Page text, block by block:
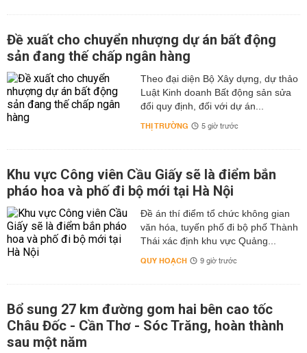
Đề xuất cho chuyển nhượng dự án bất động
sản đang thế chấp ngân hàng
Theo đại diện Bộ Xây dựng, dự thảo
Luật Kinh doanh Bất động sản sửa
đổi quy định, đối với dự án...
THỊ TRƯỜNG 5 giờ trước
Khu vực Công viên Cầu Giấy sẽ là điểm bắn
pháo hoa và phố đi bộ mới tại Hà Nội
Đề án thí điểm tổ chức không gian
văn hóa, tuyến phố đi bộ phố Thành
Thái xác định khu vực Quảng...
QUY HOẠCH 9 giờ trước
Bổ sung 27 km đường gom hai bên cao tốc
Châu Đốc - Cần Thơ - Sóc Trăng, hoàn thành
sau một năm